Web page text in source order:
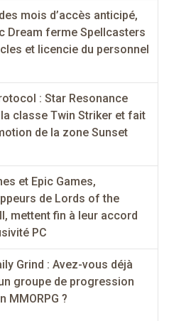
mois d’accès anticipé,
Dream ferme Spellcasters
et licencie du personnel
: Star Resonance
classe Twin Striker et fait
de la zone Sunset
et Epic Games,
de Lords of the
mettent fin à leur accord
PC
Grind : Avez-vous déjà
groupe de progression
MMORPG ?